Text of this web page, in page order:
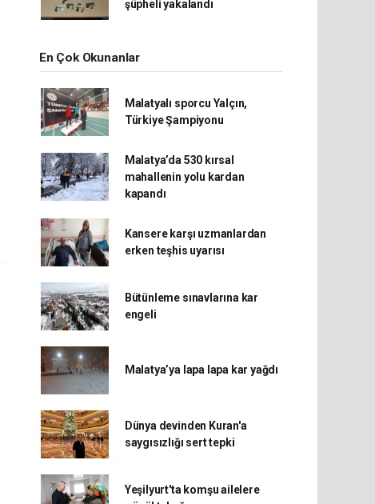
şüpheli yakalandı
En Çok Okunanlar
Malatyalı sporcu Yalçın,
Türkiye Şampiyonu
Malatya’da 530 kırsal
mahallenin yolu kardan
kapandı
Kansere karşı uzmanlardan
erken teşhis uyarısı
Bütünleme sınavlarına kar
engeli
Malatya’ya lapa lapa kar yağdı
Dünya devinden Kuran'a
saygısızlığı sert tepki
Yeşilyurt'ta komşu ailelere